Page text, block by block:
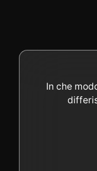
In che